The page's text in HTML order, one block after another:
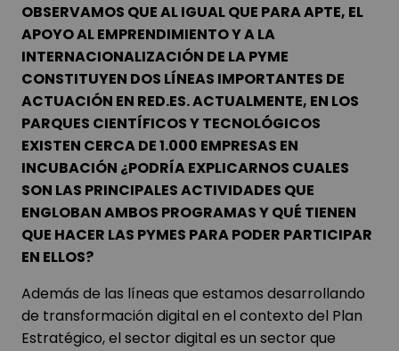
OBSERVAMOS QUE AL IGUAL QUE PARA APTE, EL
APOYO AL EMPRENDIMIENTO Y A LA
INTERNACIONALIZACIÓN DE LA PYME
CONSTITUYEN DOS LÍNEAS IMPORTANTES DE
ACTUACIÓN EN RED.ES. ACTUALMENTE, EN LOS
PARQUES CIENTÍFICOS Y TECNOLÓGICOS
EXISTEN CERCA DE 1.000 EMPRESAS EN
INCUBACIÓN ¿PODRÍA EXPLICARNOS CUALES
SON LAS PRINCIPALES ACTIVIDADES QUE
ENGLOBAN AMBOS PROGRAMAS Y QUÉ TIENEN
QUE HACER LAS PYMES PARA PODER PARTICIPAR
EN ELLOS?
Además de las líneas que estamos desarrollando
de transformación digital en el contexto del Plan
Estratégico, el sector digital es un sector que